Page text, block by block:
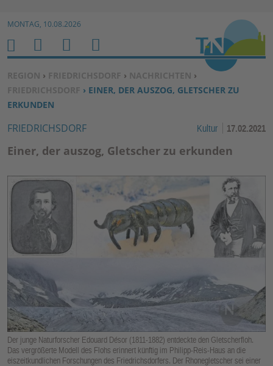
Zum Inhalt springen ↓
MONTAG, 10.08.2026
SIE BEFINDEN SICH HIER:
REGION › FRIEDRICHSDORF › NACHRICHTEN ›
FRIEDRICHSDORF › EINER, DER AUSZOG, GLETSCHER ZU
ERKUNDEN
FRIEDRICHSDORF Kultur 17.02.2021
Einer, der auszog, Gletscher zu erkunden
Der junge Naturforscher Edouard Désor (1811-1882) entdeckte den Gletscherfloh.
Das vergrößerte Modell des Flohs erinnert künftig im Philipp-Reis-Haus an die
eiszeitkundlichen Forschungen des Friedrichsdorfers. Der Rhonegletscher sei einer
H
O
M
E
M
E
N
U
S
U
C
E
N
B
E
N
E
F
U
K
N